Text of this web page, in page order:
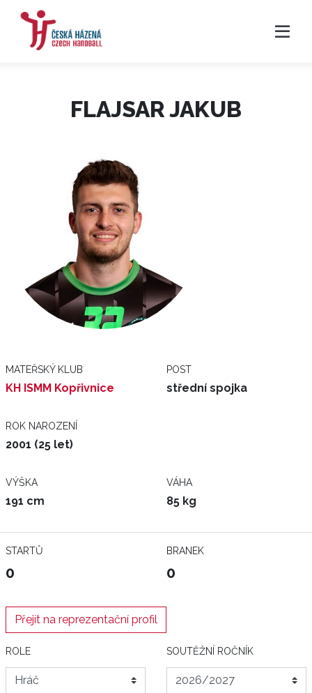
FLAJSAR JAKUB
MATEŘSKÝ KLUB
KH ISMM Kopřivnice
POST
střední spojka
ROK NAROZENÍ
2001 (25 let)
VÝŠKA
191 cm
VÁHA
85 kg
STARTŮ
0
BRANEK
0
Přejít na reprezentační profil
ROLE SOUTĚŽNÍ ROČNÍK